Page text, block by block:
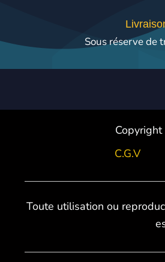
Sous réserve de
C.G.V
Toute utilisation ou